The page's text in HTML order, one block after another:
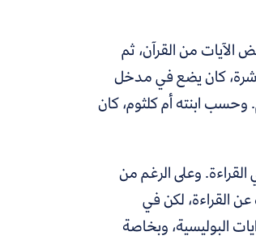
الآيات من القرآن، ثم
كان يضع في مدخل
ابنته أم كلثوم، كان
وعلى الرغم من
القراءة، لكن في
البوليسية، وبخاصة